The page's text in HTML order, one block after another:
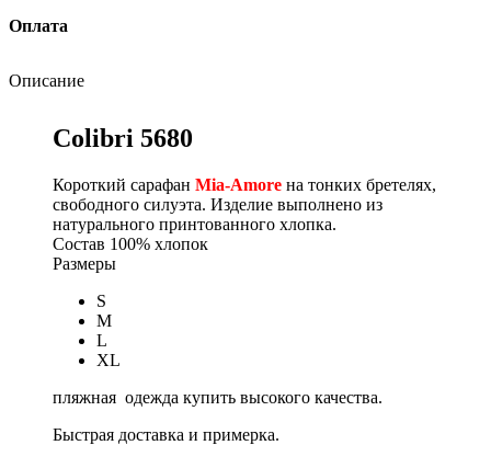
Оплата
Описание
Colibri 5680
Короткий сарафан Mia-Amore на тонких бретелях,
свободного силуэта. Изделие выполнено из
натурального принтованного хлопка.
Состав 100% хлопок
Размеры
S
M
L
XL
пляжная одежда купить высокого качества.
Быстрая доставка и примерка.